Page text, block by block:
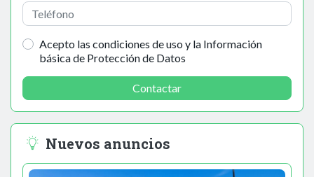
Acepto las condiciones de uso y la Información
básica de Protección de Datos
Contactar
Nuevos anuncios